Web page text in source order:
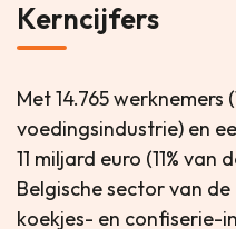
Kerncijfers
Met 14.765 werknemers
voedingsindustrie) en
11 miljard euro (11%
Belgische sector van
koekjes- en confiserie-